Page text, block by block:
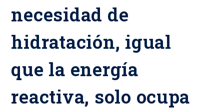
necesidad de
hidratación, igual
que la energía
reactiva, solo ocupa